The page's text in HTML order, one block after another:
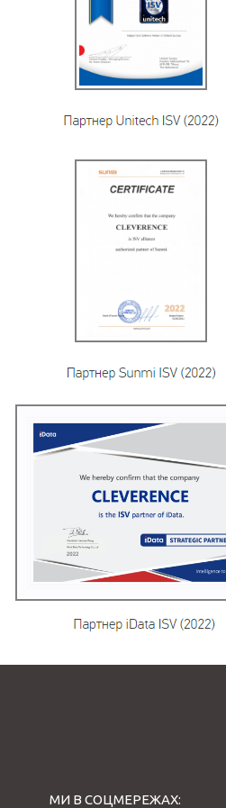
МИ В СОЦМЕРЕЖАХ: